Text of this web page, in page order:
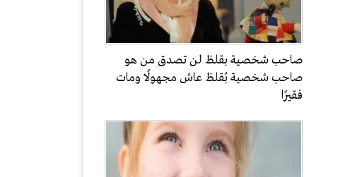
صاحب شخصية بقلظ لن تصدق من هو
صاحب شخصية بُقلظ عاش مجهولًا ومات
فقيرًا